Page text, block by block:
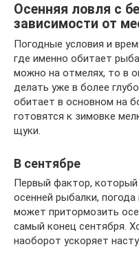
Осенняя ловля с
зависимости от
Погодные условия и
где именно обитает
можно на отмелях, то в
делать уже в более
обитает в основном на
готовятся к зимовке
щуки.
В сентябре
Первый фактор, который
осенней рыбалки,
может притормозить
самый конец сентября.
наоборот ускоряет